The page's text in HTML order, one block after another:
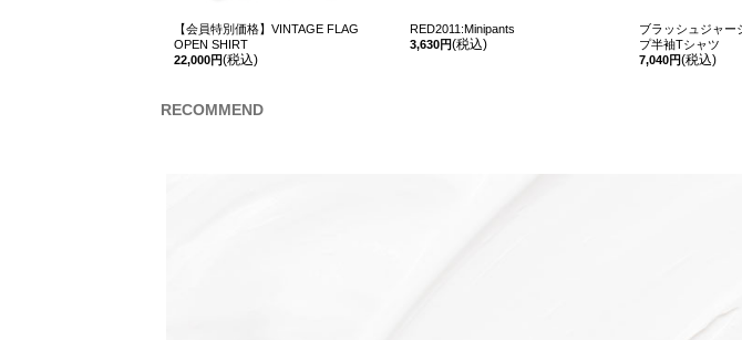
【会員特別価格】VINTAGE FLAG
OPEN SHIRT
22,000円(税込)
RED2011:Minipants
3,630円(税込)
ブラッシュジャー
プ半袖Tシャツ
7,040円(税込)
RECOMMEND